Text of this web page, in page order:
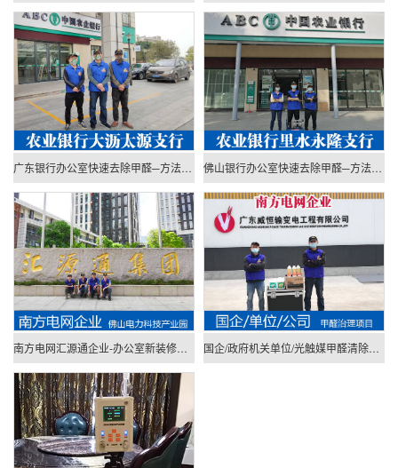
广东银行办公室快速去除甲醛─方法专业 佛山银行办公室快速去除甲醛─方法专业
南方电网汇源通企业-办公室新装修去除甲醛[广州佛山] 国企/政府机关单位/光触媒甲醛清除公司哪家好[广州佛山]